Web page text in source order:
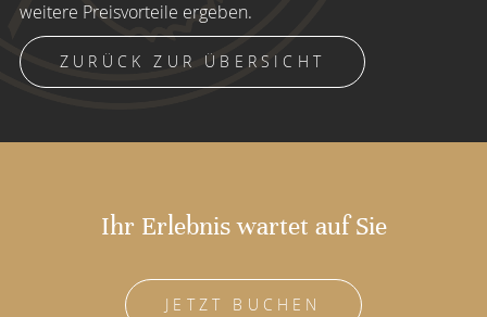
weitere Preisvorteile ergeben.
ZURÜCK ZUR ÜBERSICHT
Ihr Erlebnis wartet auf Sie
JETZT BUCHEN